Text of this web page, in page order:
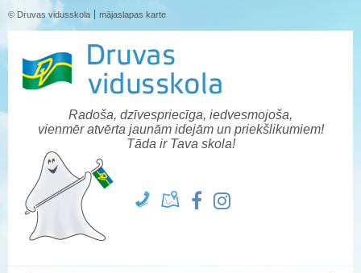
© Druvas vidusskola mājaslapas karte
Radoša, dzīvespriecīga, iedvesmojoša,
vienmēr atvērta jaunām idejām un priekšlikumiem!
Tāda ir Tava skola!